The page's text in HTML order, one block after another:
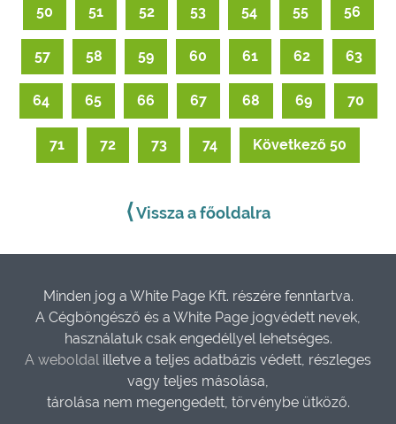
50 51 52 53 54 55 56
57 58 59 60 61 62 63
64 65 66 67 68 69 70
71 72 73 74 Következő 50
⟨Vissza a főoldalra
Minden jog a White Page Kft. részére fenntartva.
A Cégböngésző és a White Page jogvédett nevek,
használatuk csak engedéllyel lehetséges.
A weboldal illetve a teljes adatbázis védett, részleges
vagy teljes másolása,
tárolása nem megengedett, törvénybe ütköző.